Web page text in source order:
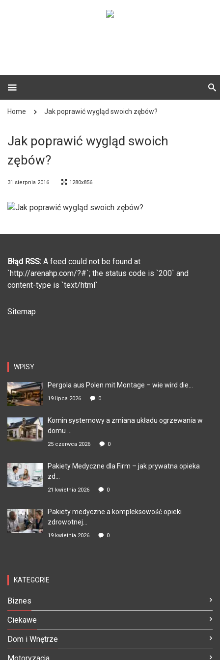
Home Jak poprawić wygląd swoich zębów?
Jak poprawić wygląd swoich
zębów?
31 sierpnia 2016 1280x856
Błąd RSS: A feed could not be found at
`http://arenahp.com/?#`; the status code is `200` and
content-type is `text/html`
Sitemap
WPISY
Pergola aus Polen mit Montage – wie wird die...
19 lipca 2026 0
Komin systemowy a zmiana układu ogrzewania w
domu ...
25 czerwca 2026 0
Pakiety Medyczne dla Firm – jak prywatna opieka
zd...
21 kwietnia 2026 0
Pakiety medyczne a kompleksowość opieki
zdrowotnej...
19 kwietnia 2026 0
KATEGORIE
Biznes
Ciekawe
Dom i Wnętrze
Motoryzacja